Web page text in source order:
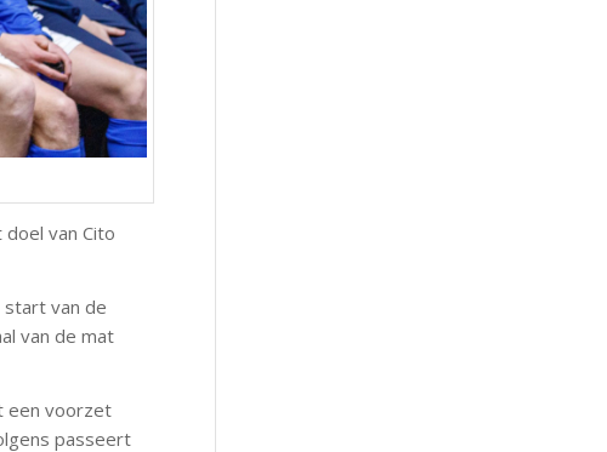
van Cito
van de
van de mat
een voorzet
passeert